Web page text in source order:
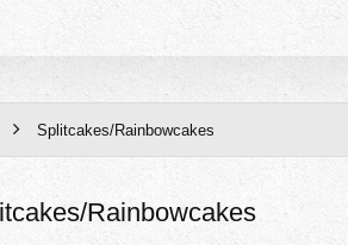
Splitcakes/Rainbowcakes
Rainbowcakes